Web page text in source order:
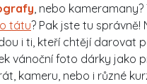
, nebo
tátu? Pak jste tu správně!
i ti, kteří chtějí darovat
vánoční foto dárky jako
kameru, nebo i různé